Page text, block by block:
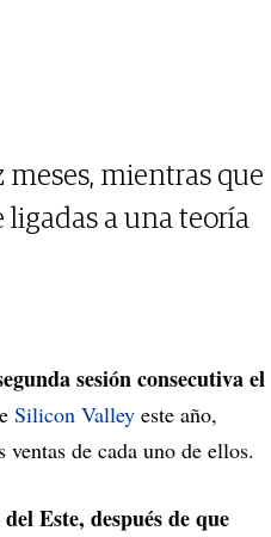
mientras que
a una teoría
sesión consecutiva el
Silicon Valley este año,
de cada uno de ellos.
Este, después de que